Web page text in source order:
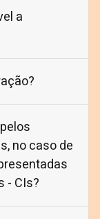
a
no caso de
- CIs?